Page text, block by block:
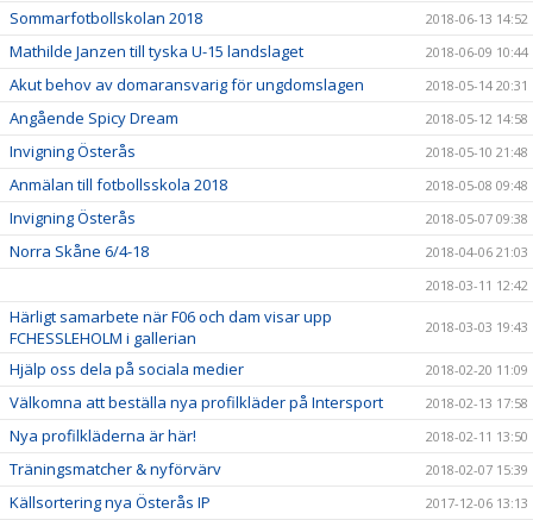
Sommarfotbollskolan 2018 2018-06-13 14:52
Mathilde Janzen till tyska U-15 landslaget 2018-06-09 10:44
Akut behov av domaransvarig för ungdomslagen 2018-05-14 20:31
Angående Spicy Dream 2018-05-12 14:58
Invigning Österås 2018-05-10 21:48
Anmälan till fotbollsskola 2018 2018-05-08 09:48
Invigning Österås 2018-05-07 09:38
Norra Skåne 6/4-18
2018-04-06 21:03
2018-03-11 12:42
Härligt samarbete när F06 och dam visar upp
FCHESSLEHOLM i gallerian
2018-03-03 19:43
Hjälp oss dela på sociala medier 2018-02-20 11:09
Välkomna att beställa nya profilkläder på Intersport 2018-02-13 17:58
Nya profilkläderna är här! 2018-02-11 13:50
Träningsmatcher & nyförvärv 2018-02-07 15:39
Källsortering nya Österås IP 2017-12-06 13:13